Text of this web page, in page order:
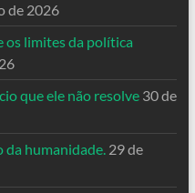
de 2026
os limites da política
que ele não resolve 30 de
da humanidade. 29 de